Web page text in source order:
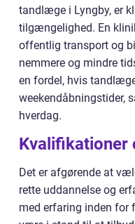
tandlæge i Lyngby, er
tilgængelighed. En
offentlig transport og
nemmere og mindre
en fordel, hvis
weekendåbningstider,
hverdag.
Kvalifikationer
Det er afgørende at
rette uddannelse og
med erfaring inden for